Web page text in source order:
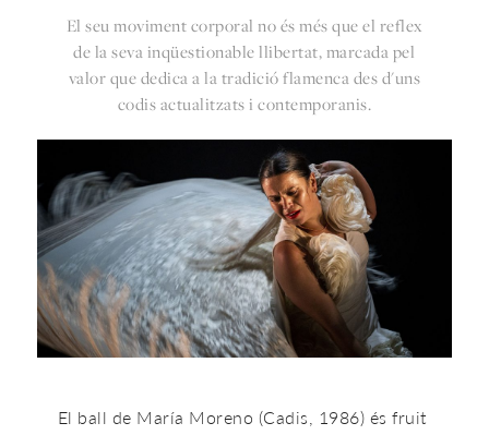
El seu moviment corporal no és més que el reflex
de la seva inqüestionable llibertat, marcada pel
valor que dedica a la tradició flamenca des d'uns
codis actualitzats i contemporanis.
El ball de María Moreno (Cadis, 1986) és fruit